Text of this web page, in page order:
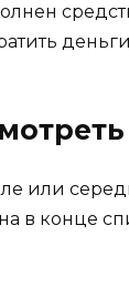
или
в конце